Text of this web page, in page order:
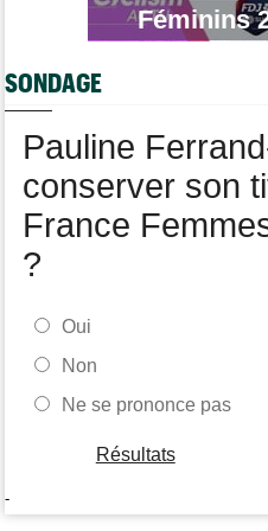
Tour de France Femmes
Marlen Reusser : "Le Mont
Route
Féminins
SONDAGE
Pauline
conserver son
France
?
Oui
Non
Ne se prononce pas
Résultats
-